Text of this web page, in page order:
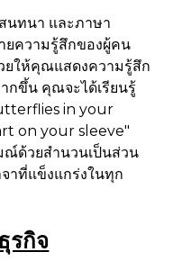
นทนา และภาษา
ยความรู้สึกของผู้คน
ให้คุณแสดงความรู้สึก
กขึ้น คุณจะได้เรียนรู้
in your
on your sleeve"
ณ์ด้วยสำนวนเป็นส่วน
าที่แข็งแกร่งในทุก
รกิจ